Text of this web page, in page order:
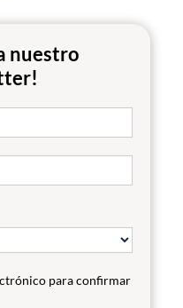
nuestro
para confirmar